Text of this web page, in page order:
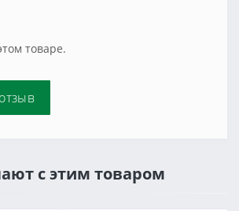
товаре.
с этим товаром